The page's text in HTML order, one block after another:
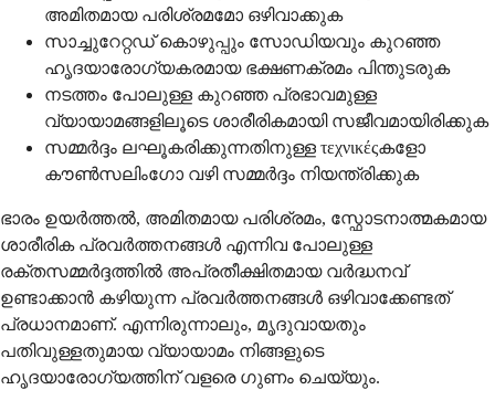
അമിതമായ പരിശ്രമമോ ഒഴിവാക്കുക
സാച്ചുറേറ്റഡ് കൊഴുപ്പും സോഡിയവും കുറഞ്ഞ
ഹൃദയാരോഗ്യകരമായ ഭക്ഷണക്രമം പിന്തുടരുക
നടത്തം പോലുള്ള കുറഞ്ഞ പ്രഭാവമുള്ള
വ്യായാമങ്ങളിലൂടെ ശാരീരികമായി സജീവമായിരിക്കുക
സമ്മർദ്ദം ലഘൂകരിക്കുന്നതിനുള്ള τεχνικέςകളോ
കൗൺസലിംഗോ വഴി സമ്മർദ്ദം നിയന്ത്രിക്കുക
ഭാരം ഉയർത്തൽ, അമിതമായ പരിശ്രമം, സ്ഫോടനാത്മകമായ
ശാരീരിക പ്രവർത്തനങ്ങൾ എന്നിവ പോലുള്ള
രക്തസമ്മർദ്ദത്തിൽ അപ്രതീക്ഷിതമായ വർദ്ധനവ്
ഉണ്ടാക്കാൻ കഴിയുന്ന പ്രവർത്തനങ്ങൾ ഒഴിവാക്കേണ്ടത്
പ്രധാനമാണ്. എന്നിരുന്നാലും, മൃദുവായതും
പതിവുള്ളതുമായ വ്യായാമം നിങ്ങളുടെ
ഹൃദയാരോഗ്യത്തിന് വളരെ ഗുണം ചെയ്യും.